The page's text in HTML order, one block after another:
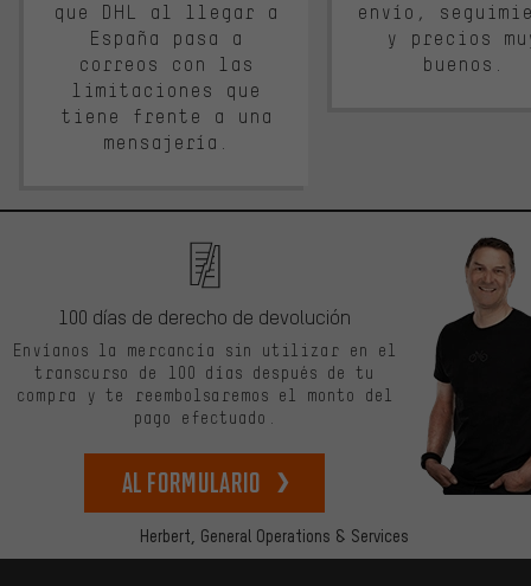
que DHL al llegar a
España pasa a
correos con las
limitaciones que
tiene frente a una
mensajería.
envío,
y precios
buenos.
Herbert, General Operations & Services
100 días de derecho de devolución
Envíanos la mercancía sin utilizar en el
transcurso de 100 días después de tu
compra y te reembolsaremos el monto del
pago efectuado.
Al formulario